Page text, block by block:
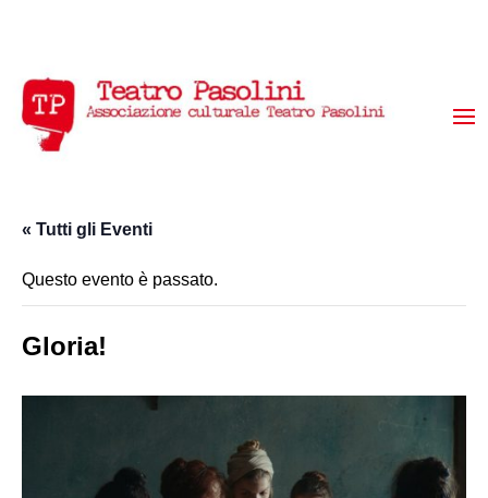
« Tutti gli Eventi
Questo evento è passato.
Gloria!